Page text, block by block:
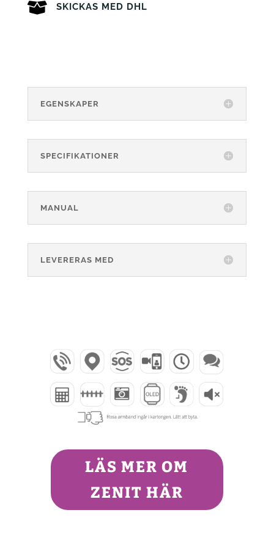
SKICKAS MED DHL
EGENSKAPER
SPECIFIKATIONER
MANUAL
LEVERERAS MED
LÄS MER OM
ZENIT HÄR